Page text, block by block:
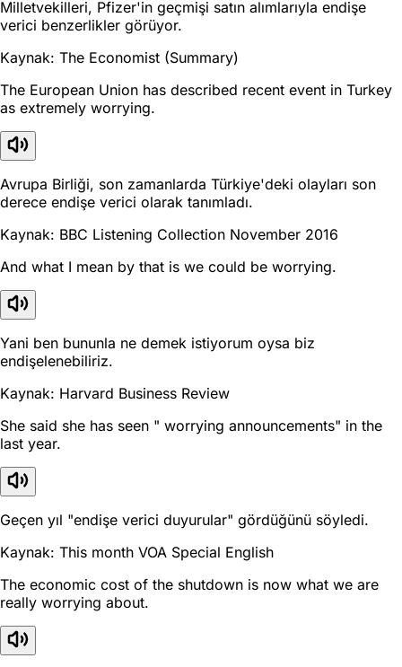
Milletvekilleri, Pfizer'in geçmişi satın alımlarıyla endişe
verici benzerlikler görüyor.
Kaynak: The Economist (Summary)
The European Union has described recent event in Turkey
as extremely worrying.
Avrupa Birliği, son zamanlarda Türkiye'deki olayları son
derece endişe verici olarak tanımladı.
Kaynak: BBC Listening Collection November 2016
And what I mean by that is we could be worrying.
Yani ben bununla ne demek istiyorum oysa biz
endişelenebiliriz.
Kaynak: Harvard Business Review
She said she has seen " worrying announcements" in the
last year.
Geçen yıl "endişe verici duyurular" gördüğünü söyledi.
Kaynak: This month VOA Special English
The economic cost of the shutdown is now what we are
really worrying about.